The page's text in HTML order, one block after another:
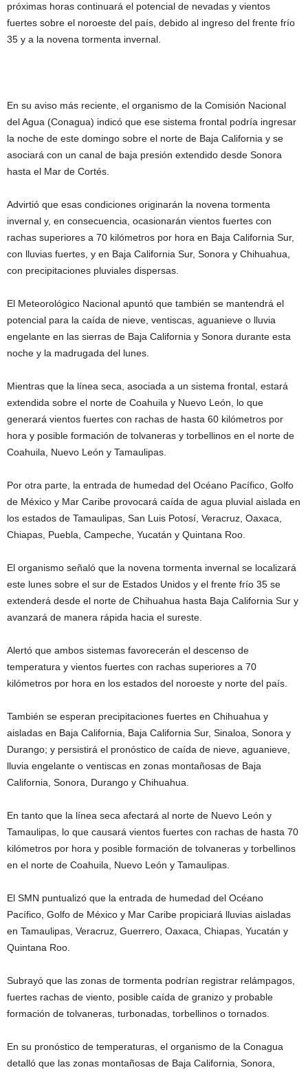
próximas horas continuará el potencial de nevadas y vientos
fuertes sobre el noroeste del país, debido al ingreso del frente frío
35 y a la novena tormenta invernal.
En su aviso más reciente, el organismo de la Comisión Nacional
del Agua (Conagua) indicó que ese sistema frontal podría ingresar
la noche de este domingo sobre el norte de Baja California y se
asociará con un canal de baja presión extendido desde Sonora
hasta el Mar de Cortés.
Advirtió que esas condiciones originarán la novena tormenta
invernal y, en consecuencia, ocasionarán vientos fuertes con
rachas superiores a 70 kilómetros por hora en Baja California Sur,
con lluvias fuertes, y en Baja California Sur, Sonora y Chihuahua,
con precipitaciones pluviales dispersas.
El Meteorológico Nacional apuntó que también se mantendrá el
potencial para la caída de nieve, ventiscas, aguanieve o lluvia
engelante en las sierras de Baja California y Sonora durante esta
noche y la madrugada del lunes.
Mientras que la línea seca, asociada a un sistema frontal, estará
extendida sobre el norte de Coahuila y Nuevo León, lo que
generará vientos fuertes con rachas de hasta 60 kilómetros por
hora y posible formación de tolvaneras y torbellinos en el norte de
Coahuila, Nuevo León y Tamaulipas.
Por otra parte, la entrada de humedad del Océano Pacífico, Golfo
de México y Mar Caribe provocará caída de agua pluvial aislada en
los estados de Tamaulipas, San Luis Potosí, Veracruz, Oaxaca,
Chiapas, Puebla, Campeche, Yucatán y Quintana Roo.
El organismo señaló que la novena tormenta invernal se localizará
este lunes sobre el sur de Estados Unidos y el frente frío 35 se
extenderá desde el norte de Chihuahua hasta Baja California Sur y
avanzará de manera rápida hacia el sureste.
Alertó que ambos sistemas favorecerán el descenso de
temperatura y vientos fuertes con rachas superiores a 70
kilómetros por hora en los estados del noroeste y norte del país.
También se esperan precipitaciones fuertes en Chihuahua y
aisladas en Baja California, Baja California Sur, Sinaloa, Sonora y
Durango; y persistirá el pronóstico de caída de nieve, aguanieve,
lluvia engelante o ventiscas en zonas montañosas de Baja
California, Sonora, Durango y Chihuahua.
En tanto que la línea seca afectará al norte de Nuevo León y
Tamaulipas, lo que causará vientos fuertes con rachas de hasta 70
kilómetros por hora y posible formación de tolvaneras y torbellinos
en el norte de Coahuila, Nuevo León y Tamaulipas.
El SMN puntualizó que la entrada de humedad del Océano
Pacífico, Golfo de México y Mar Caribe propiciará lluvias aisladas
en Tamaulipas, Veracruz, Guerrero, Oaxaca, Chiapas, Yucatán y
Quintana Roo.
Subrayó que las zonas de tormenta podrían registrar relámpagos,
fuertes rachas de viento, posible caída de granizo y probable
formación de tolvaneras, turbonadas, torbellinos o tornados.
En su pronóstico de temperaturas, el organismo de la Conagua
detalló que las zonas montañosas de Baja California, Sonora,